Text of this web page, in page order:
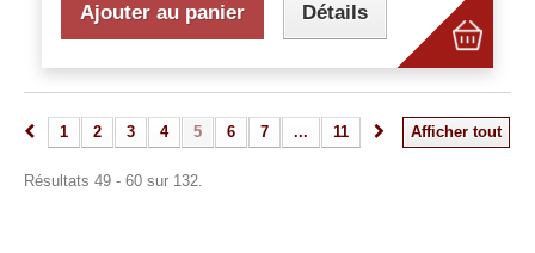
Ajouter au panier Détails
Afficher tout
1 2 3 4 5 6 7 ... 11
Résultats 49 - 60 sur 132.